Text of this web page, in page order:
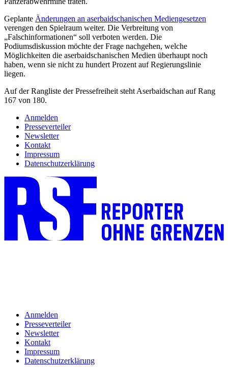
Geplante Änderungen an aserbaidschanischen Mediengesetzen
verengen den Spielraum weiter. Die Verbreitung von
„Falschinformationen“ soll verboten werden. Die
Podiumsdiskussion möchte der Frage nachgehen, welche
Möglichkeiten die aserbaidschanischen Medien überhaupt noch
haben, wenn sie nicht zu hundert Prozent auf Regierungslinie
liegen.
Auf der Rangliste der Pressefreiheit steht Aserbaidschan auf Rang
167 von 180.
Anmelden
Presseverteiler
Newsletter
Kontakt
Impressum
Datenschutzerklärung
Anmelden
Presseverteiler
Newsletter
Kontakt
Impressum
Datenschutzerklärung